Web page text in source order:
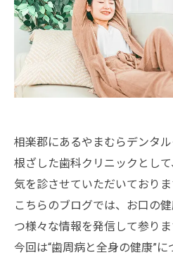
相楽郡にあるやまむらデンタ
根ざした歯科クリニックとし
気を診させていただいておりま
こちらのブログでは、お口の
つ様々な情報を発信して参りま
今回は“歯周病と全身の健康”に